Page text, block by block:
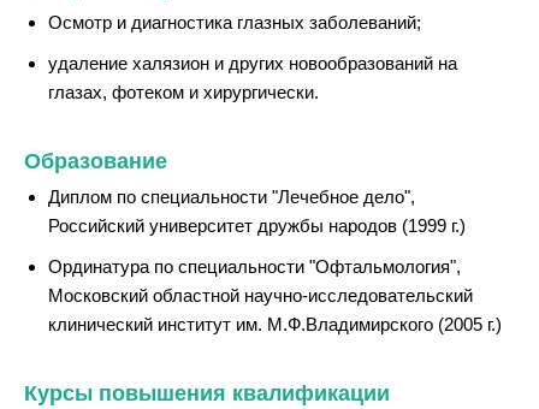
Осмотр и диагностика глазных заболеваний;
удаление халязион и других новообразований на
глазах, фотеком и хирургически.
Образование
Диплом по специальности "Лечебное дело",
Российский университет дружбы народов (1999 г.)
Ординатура по специальности "Офтальмология",
Московский областной научно-исследовательский
клинический институт им. М.Ф.Владимирского (2005 г.)
Курсы повышения квалификации